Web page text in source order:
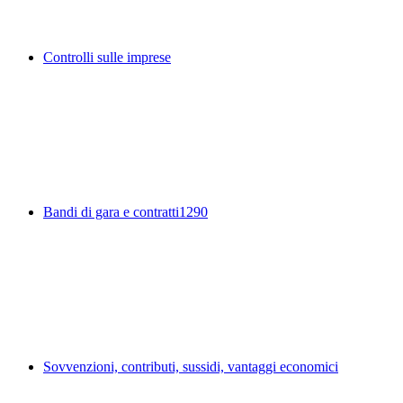
Controlli sulle imprese
Bandi di gara e contratti1290
Sovvenzioni, contributi, sussidi, vantaggi economici